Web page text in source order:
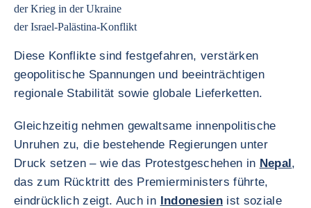
der Krieg in der Ukraine
der Israel-Palästina-Konflikt
Diese Konflikte sind festgefahren, verstärken
geopolitische Spannungen und beeinträchtigen
regionale Stabilität sowie globale Lieferketten.
Gleichzeitig nehmen gewaltsame innenpolitische
Unruhen zu, die bestehende Regierungen unter
Druck setzen – wie das Protestgeschehen in Nepal,
das zum Rücktritt des Premierministers führte,
eindrücklich zeigt. Auch in Indonesienist soziale